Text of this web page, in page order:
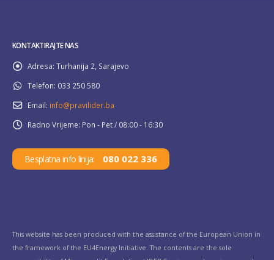
KONTAKTIRAJTE NAS
Adresa: Turhanija 2, Sarajevo
Telefon: 033 250 580
Email: info@pravilider.ba
Radno Vrijeme: Pon - Pet / 08:00 - 16:30
Besplatna info linija: 080 022 336
This website has been produced with the assistance of the European Union in
the framework of the EU4Energy Initiative. The contents are the sole